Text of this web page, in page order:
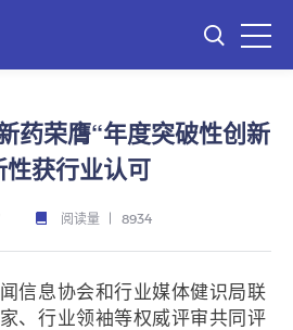
药荣膺“年度突破性创新
获行业认可
阅读量 8934
信息协会和行业媒体健识局联
、行业领袖等权威评审共同评